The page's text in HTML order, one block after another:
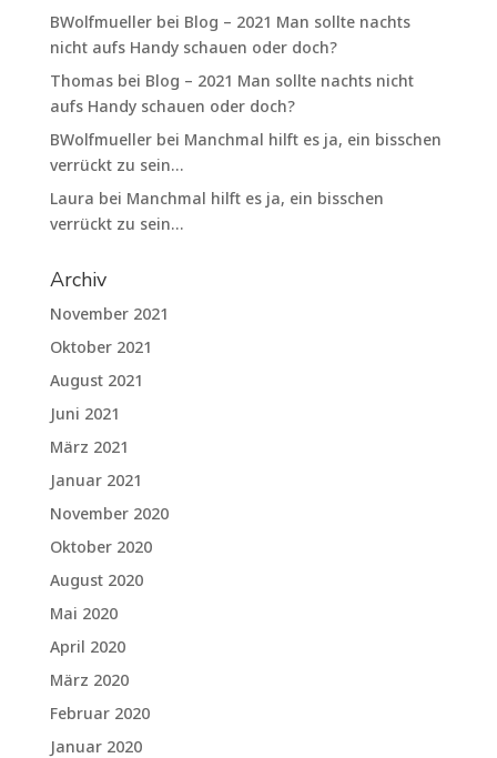
BWolfmuellerbei Blog – 2021 Man sollte nachts
nicht aufs Handy schauen oder doch?
Thomasbei Blog – 2021 Man sollte nachts nicht
aufs Handy schauen oder doch?
BWolfmuellerbei Manchmal hilft es ja, ein bisschen
verrückt zu sein…
Laura bei Manchmal hilft es ja, ein bisschen
verrückt zu sein…
Archiv
November 2021
Oktober 2021
August 2021
Juni 2021
März 2021
Januar 2021
November 2020
Oktober 2020
August 2020
Mai 2020
April 2020
März 2020
Februar 2020
Januar 2020